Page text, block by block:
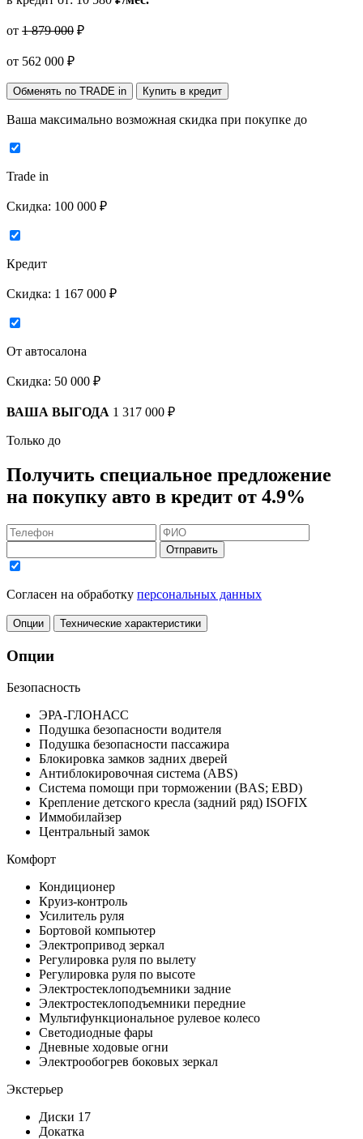
от 1 879 000 ₽
от 562 000 ₽
Обменять по TRADE in Купить в кредит
Ваша максимально возможная скидка при покупке до
Trade in
Скидка: 100 000 ₽
Кредит
Скидка: 1 167 000 ₽
От автосалона
Скидка: 50 000 ₽
ВАША ВЫГОДА 1 317 000 ₽
Только до
Получить специальное предложение
на покупку авто в кредит от 4.9%
Отправить
Согласен на обработку персональных данных
Опции Технические характеристики
Опции
Безопасность
ЭРА-ГЛОНАСС
Подушка безопасности водителя
Подушка безопасности пассажира
Блокировка замков задних дверей
Антиблокировочная система (ABS)
Система помощи при торможении (BAS; EBD)
Крепление детского кресла (задний ряд) ISOFIX
Иммобилайзер
Центральный замок
Комфорт
Кондиционер
Круиз-контроль
Усилитель руля
Бортовой компьютер
Электропривод зеркал
Регулировка руля по вылету
Регулировка руля по высоте
Электростеклоподъемники задние
Электростеклоподъемники передние
Мультифункциональное рулевое колесо
Светодиодные фары
Дневные ходовые огни
Электрообогрев боковых зеркал
Экстерьер
Диски 17
Докатка